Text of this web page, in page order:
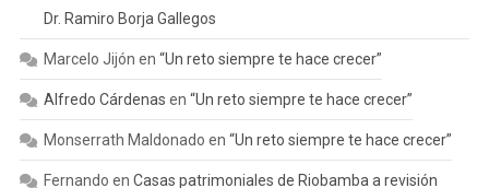
Dr. Ramiro Borja Gallegos
Marcelo Jijón en “Un reto siempre te hace crecer”
Alfredo Cárdenas en “Un reto siempre te hace crecer”
Monserrath Maldonado en “Un reto siempre te hace crecer”
Fernando en Casas patrimoniales de Riobamba a revisión